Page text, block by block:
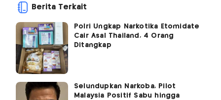
Berita Terkait
Polri Ungkap Narkotika Etomidate
Cair Asal Thailand, 4 Orang
Ditangkap
Selundupkan Narkoba, Pilot
Malaysia Positif Sabu hingga